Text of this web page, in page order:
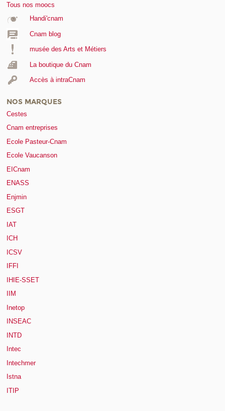
Tous nos moocs
Handi'cnam
Cnam blog
musée des Arts et Métiers
La boutique du Cnam
Accès à intraCnam
NOS MARQUES
Cestes
Cnam entreprises
Ecole Pasteur-Cnam
Ecole Vaucanson
EICnam
ENASS
Enjmin
ESGT
IAT
ICH
ICSV
IFFI
IHIE-SSET
IIM
Inetop
INSEAC
INTD
Intec
Intechmer
Istna
ITIP